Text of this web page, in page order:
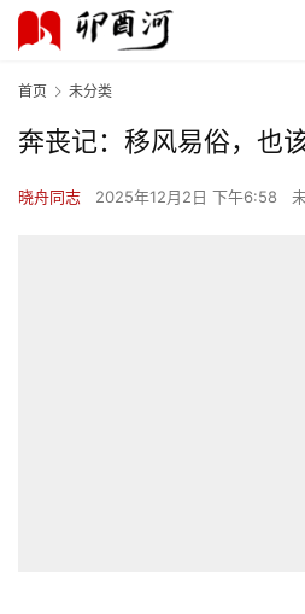
首页 未分类
奔丧记：移风易俗，也
晓舟同志 2025年12月2日 下午6:58